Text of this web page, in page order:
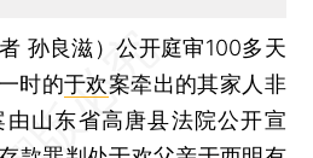
孙良滋）公开庭审100多天
时的于欢案牵出的其家人非
山东省高唐县法院公开宣